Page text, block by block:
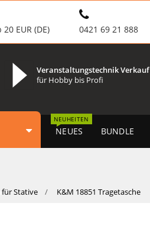
EUR (DE) 0421 69 21 888
Veranstaltungstechnik Verkauf
für Hobby bis Profi
NEUES
NEUHEITEN
BUNDLE
für Stative K&M 18851 Tragetasche